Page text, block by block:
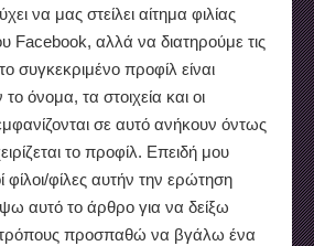
να μας στείλει αίτημα φιλίας
Facebook, αλλά να διατηρούμε τις
συγκεκριμένο προφίλ είναι
όνομα, τα στοιχεία και οι
σε αυτό ανήκουν όντως
το προφίλ. Επειδή μου
φίλοι/φίλες αυτήν την ερώτηση
αυτό το άρθρο για να δείξω
τρόπους προσπαθώ να βγάλω ένα